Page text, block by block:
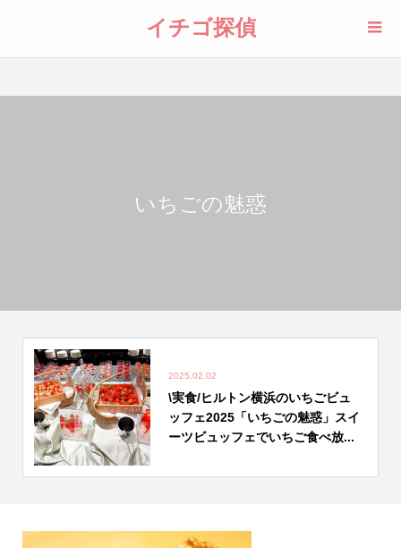
イチゴ探偵
いちごの魅惑
2025.02.02
\実食/ヒルトン横浜のいちごビュ
ッフェ2025「いちごの魅惑」スイ
ーツビュッフェでいちご食べ放...